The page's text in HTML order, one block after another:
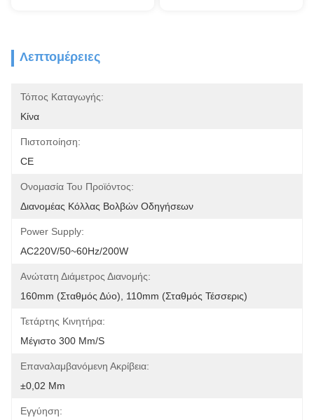
Λεπτομέρειες
Τόπος Καταγωγής:
Κίνα
Πιστοποίηση:
CE
Ονομασία Του Προϊόντος:
Διανομέας Κόλλας Βολβών Οδηγήσεων
Power Supply:
AC220V/50~60Hz/200W
Ανώτατη Διάμετρος Διανομής:
160mm (σταθμός Δύο), 110mm (σταθμός Τέσσερις)
Τετάρτης Κινητήρα:
Μέγιστο 300 Mm/s
Επαναλαμβανόμενη Ακρίβεια:
±0,02 Mm
Εγγύηση: